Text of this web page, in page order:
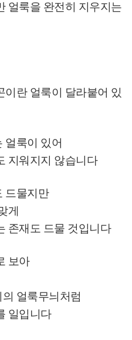
얼룩을 완전히 지우지는
란 얼룩이 달라붙어 있
얼룩이 있어
지워지지 않습니다
드물지만
게
존재도 드물 것입니다
보아
얼룩무늬처럼
일입니다